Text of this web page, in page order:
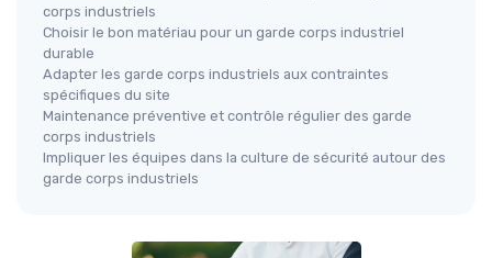
corps industriels
Choisir le bon matériau pour un garde corps industriel
durable
Adapter les garde corps industriels aux contraintes
spécifiques du site
Maintenance préventive et contrôle régulier des garde
corps industriels
Impliquer les équipes dans la culture de sécurité autour des
garde corps industriels